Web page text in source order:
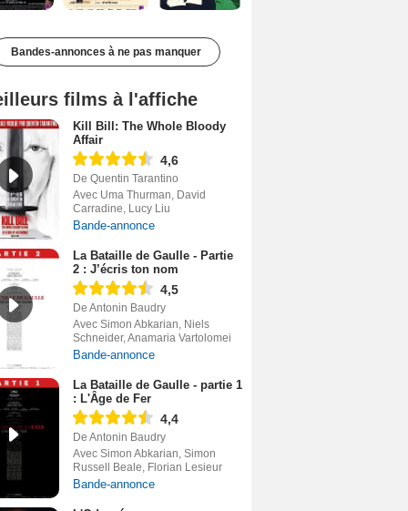
Bandes-annonces à ne pas manquer
films à l'affiche
Kill Bill: The Whole Bloody
Affair
4,6
De Quentin Tarantino
Avec Uma Thurman, David
Carradine, Lucy Liu
Bande-annonce
La Bataille de Gaulle - Partie
2 : J’écris ton nom
4,5
De Antonin Baudry
Avec Simon Abkarian, Niels
Schneider, Anamaria Vartolomei
Bande-annonce
La Bataille de Gaulle - partie 1
: L'Âge de Fer
4,4
De Antonin Baudry
Avec Simon Abkarian, Simon
Russell Beale, Florian Lesieur
Bande-annonce